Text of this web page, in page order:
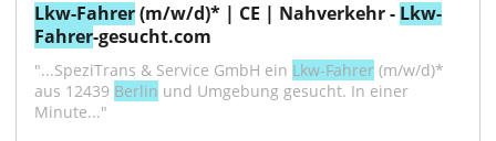
Lkw-Fahrer (m/w/d)* | CE | Nahverkehr - Lkw-
Fahrer-gesucht.com
"...SpeziTrans & Service GmbH ein Lkw-Fahrer (m/w/d)*
aus 12439 Berlin und Umgebung gesucht. In einer
Minute..."